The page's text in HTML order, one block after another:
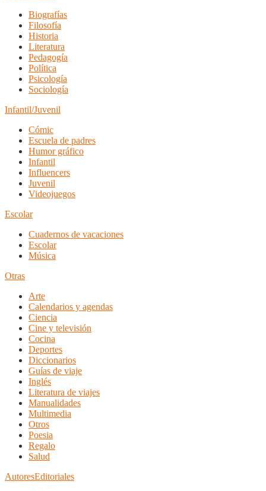
Biografías
Filosofía
Historia
Literatura
Pedagogía
Política
Psicología
Sociología
Infantil/Juvenil
Cómic
Escuela de padres
Humor gráfico
Infantil
Influencers
Juvenil
Videojuegos
Escolar
Cuadernos de vacaciones
Escolar
Música
Otras
Arte
Calendarios y agendas
Ciencia
Cine y televisión
Cocina
Deportes
Diccionarios
Guías de viaje
Inglés
Literatura de viajes
Manualidades
Multimedia
Otros
Poesia
Regalo
Salud
AutoresEditoriales